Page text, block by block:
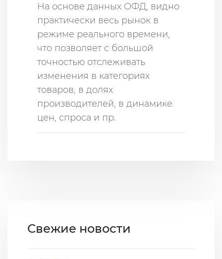
На основе данных ОФД, видно
практически весь рынок в
режиме реального времени,
что позволяет с большой
точностью отслеживать
изменения в категориях
товаров, в долях
производителей, в динамике
цен, спроса и пр.
Свежие новости